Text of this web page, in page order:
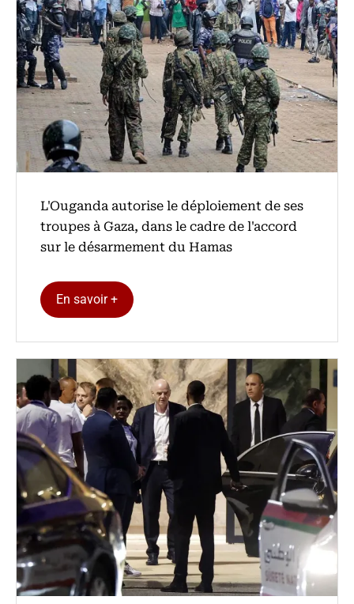
L'Ouganda autorise le déploiement de ses
troupes à Gaza, dans le cadre de l'accord
sur le désarmement du Hamas
En savoir +